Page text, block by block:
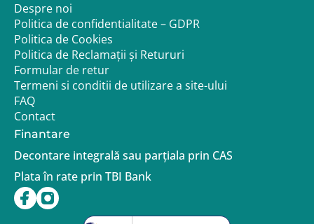
Despre noi
Politica de confidentialitate – GDPR
Politica de Cookies
Politica de Reclamații și Retururi
Formular de retur
Termeni si conditii de utilizare a site-ului
FAQ
Contact
Finantare
Decontare integrală sau parțiala prin CAS
Plata în rate prin TBI Bank